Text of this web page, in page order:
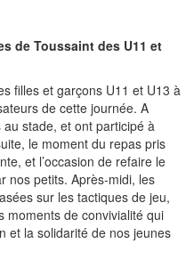
de Toussaint des U11 et
filles et garçons U11 et U13 à
de cette journée. A
stade, et ont participé à
le moment du repas pris
et l’occasion de refaire le
nos petits. Après-midi, les
sur les tactiques de jeu,
moments de convivialité qui
et la solidarité de nos jeunes